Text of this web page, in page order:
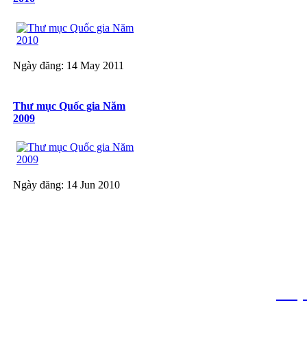
Ngày đăng: 14 May 2011
Thư mục Quốc gia Năm
2009
Ngày đăng: 14 Jun 2010